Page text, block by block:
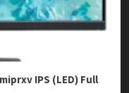
IPS (LED) Full